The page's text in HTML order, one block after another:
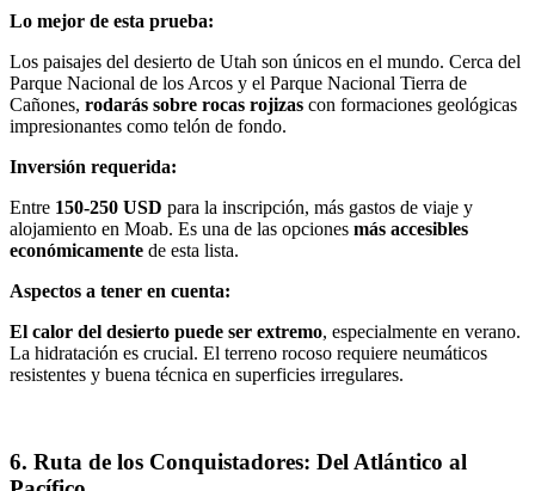
Lo mejor de esta prueba:
Los paisajes del desierto de Utah son únicos en el mundo. Cerca del
Parque Nacional de los Arcos y el Parque Nacional Tierra de
Cañones, rodarás sobre rocas rojizas con formaciones geológicas
impresionantes como telón de fondo.
Inversión requerida:
Entre 150-250 USD para la inscripción, más gastos de viaje y
alojamiento en Moab. Es una de las opciones más accesibles
económicamente de esta lista.
Aspectos a tener en cuenta:
El calor del desierto puede ser extremo, especialmente en verano.
La hidratación es crucial. El terreno rocoso requiere neumáticos
resistentes y buena técnica en superficies irregulares.
6. Ruta de los Conquistadores: Del Atlántico al